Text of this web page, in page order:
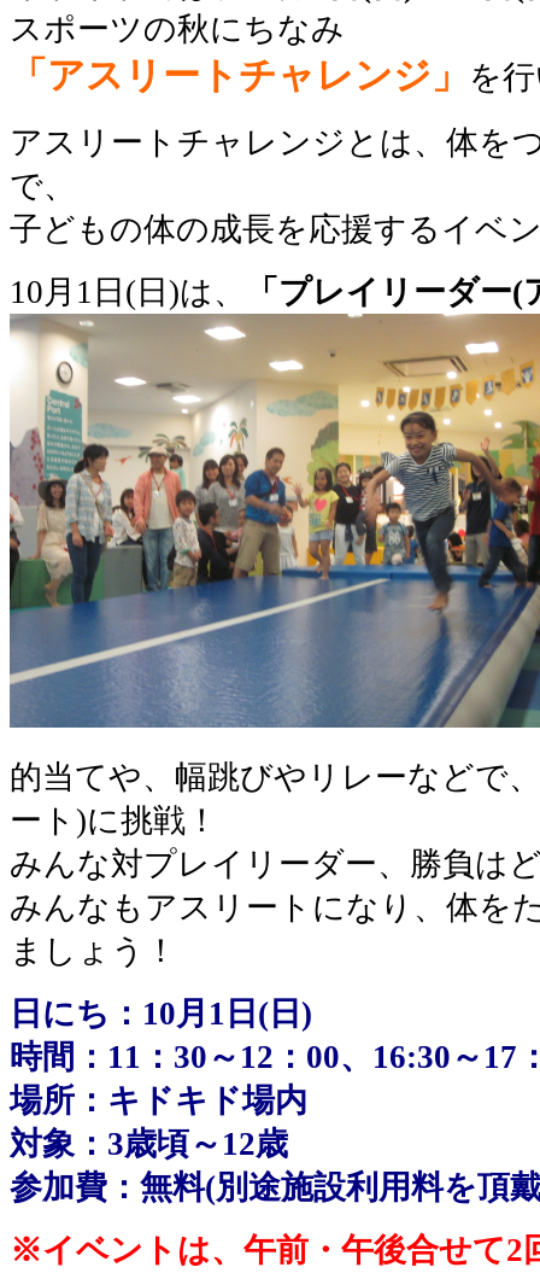
スポーツの秋にちなみ
「アスリートチャレンジ」
を
アスリートチャレンジとは、体を
で、
子どもの体の成長を応援するイベ
10月1日(日)は、
「プレイリーダー
的当てや、幅跳びやリレーなどで
ート)に挑戦！
みんな対プレイリーダー、勝負は
みんなもアスリートになり、体を
ましょう！
日にち：10月1日(日)
時間：11：30～12：00、16:30～17
場所：キドキド場内
対象：3歳頃～12歳
参加費：無料(別途施設利用料を頂
※イベントは、午前・午後合せて2